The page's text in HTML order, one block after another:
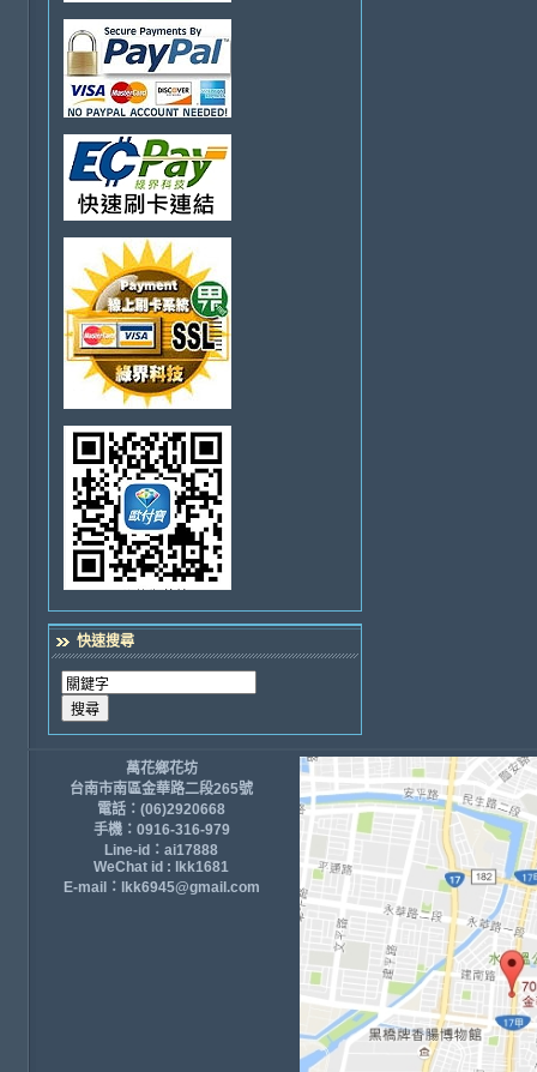
快速搜尋
萬花鄉花坊
台南市南區金華路二段265號
電話：(06)2920668
手機：0916-316-979
Line-id：ai17888
WeChat id : lkk1681
E-mail：lkk6945@gmail.com